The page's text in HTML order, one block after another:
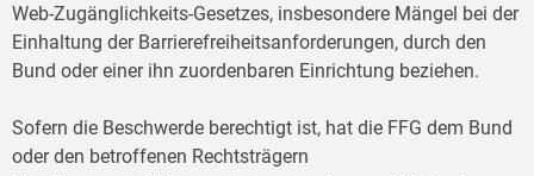
Web-Zugänglichkeits-Gesetzes, insbesondere Mängel bei der
Einhaltung der Barrierefreiheitsanforderungen, durch den
Bund oder einer ihn zuordenbaren Einrichtung beziehen.
Sofern die Beschwerde berechtigt ist, hat die FFG dem Bund
oder den betroffenen Rechtsträgern